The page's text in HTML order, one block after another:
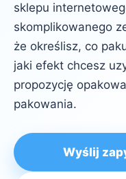
sklepu
skomplikowanego
że określisz, co
jaki efekt chcesz
propozycję
pakowania.
Wyślij